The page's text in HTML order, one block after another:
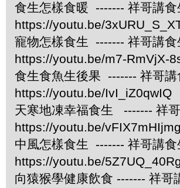
食生怎樣食暖 ------- 祥哥講食
https://youtu.be/
寵物怎樣食生 ------- 祥哥講食
https://youtu.be/m7-RmVjX-
食生食魚生後果 ------- 祥哥講
https://youtu.be/IvI_iZ0qwIQ
天寒地凍幸福食生 ------- 祥
https://youtu.be/vFIX7mHIjmg
中風怎樣食生 ------- 祥哥講食
https://youtu.be/
向猿猴學健康飲食 ------- 祥哥